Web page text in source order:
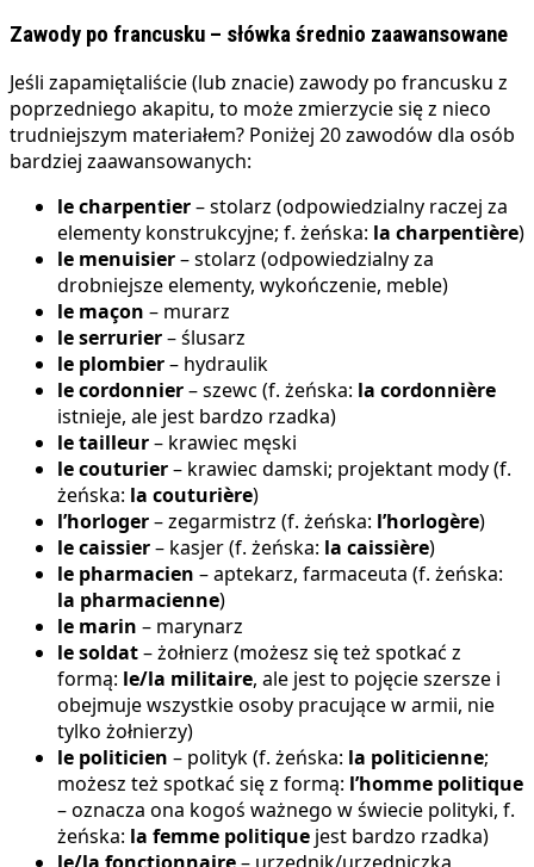
Zawody po francusku – słówka średnio zaawansowane
Jeśli zapamiętaliście (lub znacie) zawody po francusku z
poprzedniego akapitu, to może zmierzycie się z nieco
trudniejszym materiałem? Poniżej 20 zawodów dla osób
bardziej zaawansowanych:
le charpentier– stolarz (odpowiedzialny raczej za
elementy konstrukcyjne; f. żeńska: la charpentière)
le menuisier– stolarz (odpowiedzialny za
drobniejsze elementy, wykończenie, meble)
le maçon – murarz
le serrurier– ślusarz
le plombier– hydraulik
le cordonnier– szewc (f. żeńska: la cordonnière
istnieje, ale jest bardzo rzadka)
le tailleur– krawiec męski
le couturier– krawiec damski; projektant mody (f.
żeńska: la couturière)
l’horloger– zegarmistrz (f. żeńska: l’horlogère)
le caissier– kasjer (f. żeńska: la caissière)
le pharmacien – aptekarz, farmaceuta (f. żeńska:
la pharmacienne)
le marin – marynarz
le soldat– żołnierz (możesz się też spotkać z
formą: le/la militaire, ale jest to pojęcie szersze i
obejmuje wszystkie osoby pracujące w armii, nie
tylko żołnierzy)
le politicien – polityk (f. żeńska: la politicienne;
możesz też spotkać się z formą: l’homme politique
– oznacza ona kogoś ważnego w świecie polityki, f.
żeńska: la femme politique jest bardzo rzadka)